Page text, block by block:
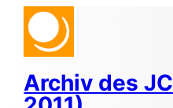
Zum
Inhalt
springen
Archiv des